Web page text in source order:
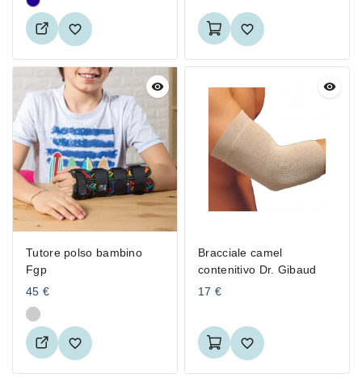
Tutore polso bambino
Fgp
45 €
Bracciale camel
contenitivo Dr. Gibaud
17 €